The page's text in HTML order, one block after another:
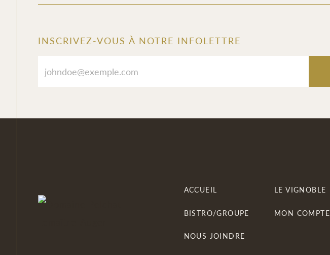
dégustation
Section
INSCRIVEZ-VOUS À NOTRE INFOLETTRE
ACCUEIL LE VIGNOBLE
BISTRO/GROUPE MON COMPTE
NOUS JOINDRE